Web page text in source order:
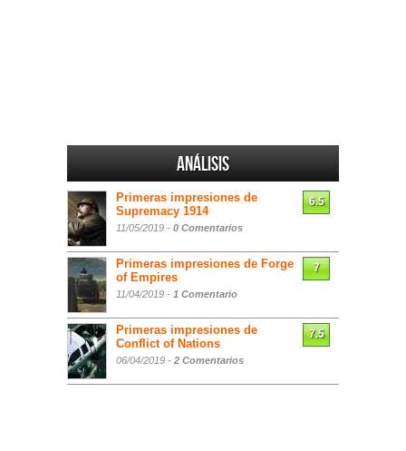
Análisis
Primeras impresiones de
Supremacy 1914
11/05/2019 - 0 Comentarios
6.5
Primeras impresiones de Forge
of Empires
11/04/2019 - 1 Comentario
7
Primeras impresiones de
Conflict of Nations
06/04/2019 - 2 Comentarios
7.5